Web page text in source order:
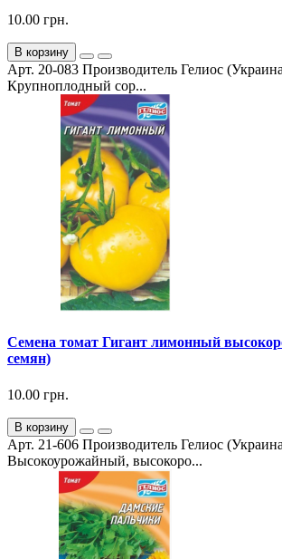
10.00 грн.
В корзину
Арт. 20-083 Производитель Гелиос
Крупноплодный сор...
Семена томат Гигант лимонный
семян)
10.00 грн.
В корзину
Арт. 21-606 Производитель Гелиос
Высокоурожайный, высокоро...